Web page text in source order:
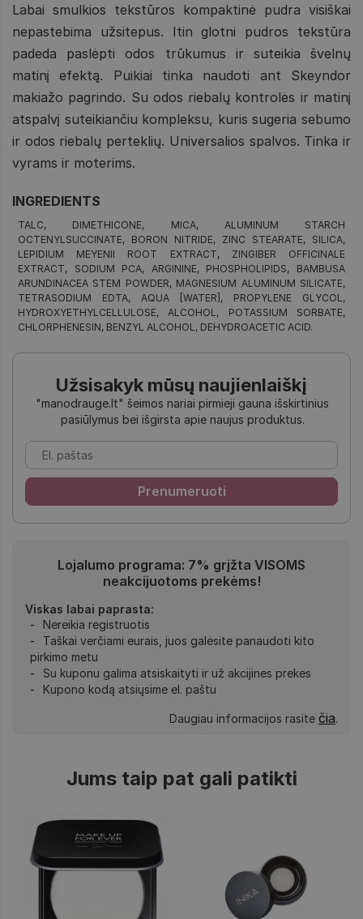
Labai smulkios tekstūros kompaktinė pudra visiškai
nepastebima užsitepus. Itin glotni pudros tekstūra
padeda paslėpti odos trūkumus ir suteikia švelnų
matinį efektą. Puikiai tinka naudoti ant Skeyndor
makiažo pagrindo. Su odos riebalų kontrolės ir matinį
atspalvį suteikiančiu kompleksu, kuris sugeria sebumo
ir odos riebalų perteklių. Universalios spalvos. Tinka ir
vyrams ir moterims.
INGREDIENTS
TALC, DIMETHICONE, MICA, ALUMINUM STARCH
OCTENYLSUCCINATE, BORON NITRIDE, ZINC STEARATE, SILICA,
LEPIDIUM MEYENII ROOT EXTRACT, ZINGIBER OFFICINALE
EXTRACT, SODIUM PCA, ARGININE, PHOSPHOLIPIDS, BAMBUSA
ARUNDINACEA STEM POWDER, MAGNESIUM ALUMINUM SILICATE,
TETRASODIUM EDTA, AQUA [WATER], PROPYLENE GLYCOL,
HYDROXYETHYLCELLULOSE, ALCOHOL, POTASSIUM SORBATE,
CHLORPHENESIN, BENZYL ALCOHOL, DEHYDROACETIC ACID.
Užsisakyk mūsų naujienlaiškį
"manodrauge.lt" šeimos nariai pirmieji gauna išskirtinius
pasiūlymus bei išgirsta apie naujus produktus.
Lojalumo programa: 7% grįžta VISOMS
neakcijuotoms prekėms!
Viskas labai paprasta:
Nereikia registruotis
Taškai verčiami eurais, juos galėsite panaudoti kito
pirkimo metu
Su kuponu galima atsiskaityti ir už akcijines prekes
Kupono kodą atsiųsime el. paštu
Daugiau informacijos rasite čia.
Jums taip pat gali patikti